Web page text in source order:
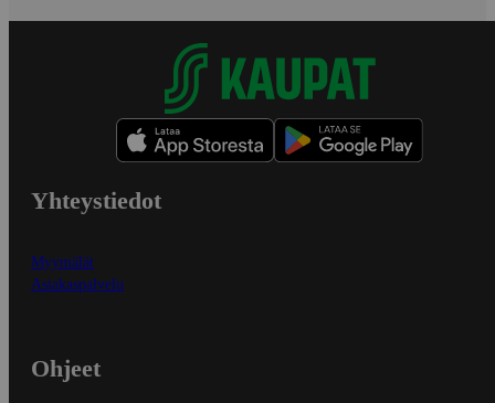
Yhteystiedot
Myymälät
Asiakaspalvelu
Ohjeet